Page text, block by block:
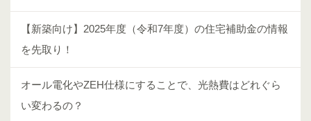
【新築向け】2025年度（令和7年度）の住宅補助金の情報
を先取り！
オール電化やZEH仕様にすることで、光熱費はどれぐら
い変わるの？